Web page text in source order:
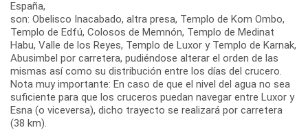
España,
son: Obelisco Inacabado, altra presa, Templo de Kom Ombo,
Templo de Edfú, Colosos de Memnón, Templo de Medinat
Habu, Valle de los Reyes, Templo de Luxor y Templo de Karnak,
Abusimbel por carretera, pudiéndose alterar el orden de las
mismas así como su distribución entre los días del crucero.
Nota muy importante: En caso de que el nivel del agua no sea
suficiente para que los cruceros puedan navegar entre Luxor y
Esna (o viceversa), dicho trayecto se realizará por carretera
(38 km).